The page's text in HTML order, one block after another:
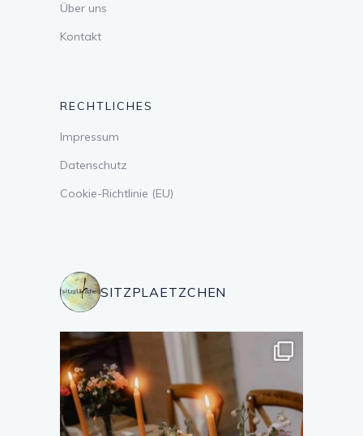
Über uns
Kontakt
RECHTLICHES
Impressum
Datenschutz
Cookie-Richtlinie (EU)
SITZPLAETZCHEN